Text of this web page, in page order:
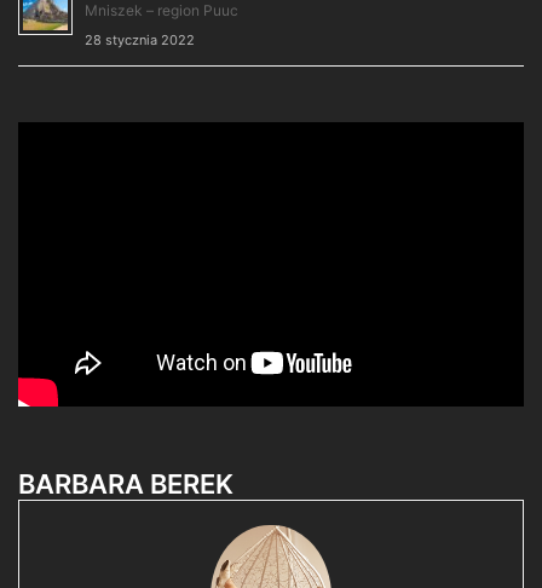
Mniszek – region Puuc
28 stycznia 2022
BARBARA BEREK